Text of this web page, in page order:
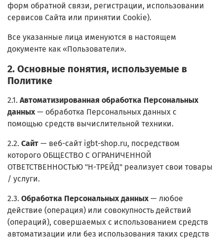
форм обратной связи, регистрации, использовании
сервисов Сайта или принятии Сookie).
Все указанные лица именуются в настоящем
документе как «Пользователи».
2. Основные понятия, используемые в
Политике
2.1. Автоматизированная обработка Персональных
данных — обработка Персональных данных с
помощью средств вычислительной техники.
2.2. Сайт — веб-сайт igbt-shop.ru, посредством
которого ОБЩЕСТВО С ОГРАНИЧЕННОЙ
ОТВЕТСТВЕННОСТЬЮ "Н-ТРЕЙД" реализует свои товары
/ услуги.
2.3. Обработка Персональных данных — любое
действие (операция) или совокупность действий
(операций), совершаемых с использованием средств
автоматизации или без использования таких средств